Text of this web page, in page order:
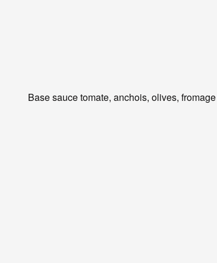
Base sauce tomate, anchois, olives, fromage